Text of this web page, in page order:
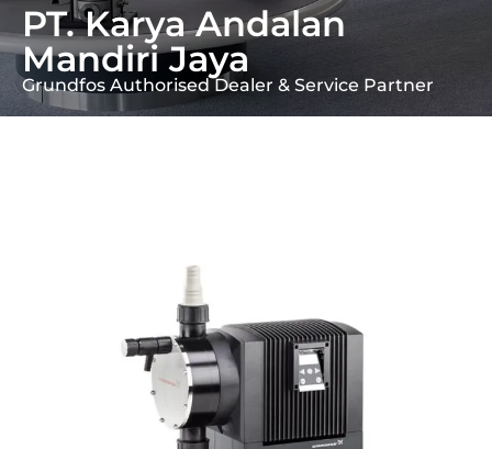
PT. Karya Andalan
Mandiri Jaya
Grundfos Authorised Dealer & Service Partner